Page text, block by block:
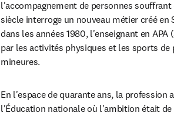
l'accompagnement de personnes
siècle interroge un nouveau métier créé
dans les années 1980, l'enseignant en
par les activités physiques et les sports
mineures.
En l'espace de quarante ans, la
l'Éducation nationale où l'ambition était